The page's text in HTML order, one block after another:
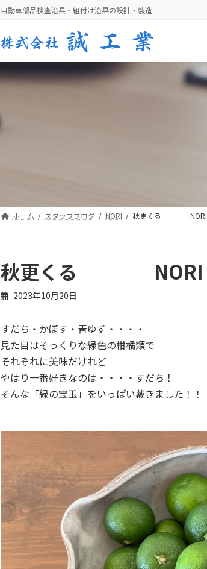
自動車部品検査治具・組付け治具の設計・製造
ホーム スタッフブログ NORI 秋更くる NORI
秋更くる NORI
2023年10月20日
すだち・かぼす・青ゆず・・・・
見た目はそっくりな緑色の柑橘類で
それぞれに美味だけれど
やはり一番好きなのは・・・・すだち！
そんな「緑の宝玉」をいっぱい戴きました！！